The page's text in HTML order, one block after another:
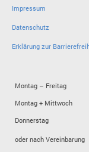
Impressum
Datenschutz
Erklärung zur
Montag – Freitag
Montag + Mittwoch
Donnerstag
oder nach Vereinbarung